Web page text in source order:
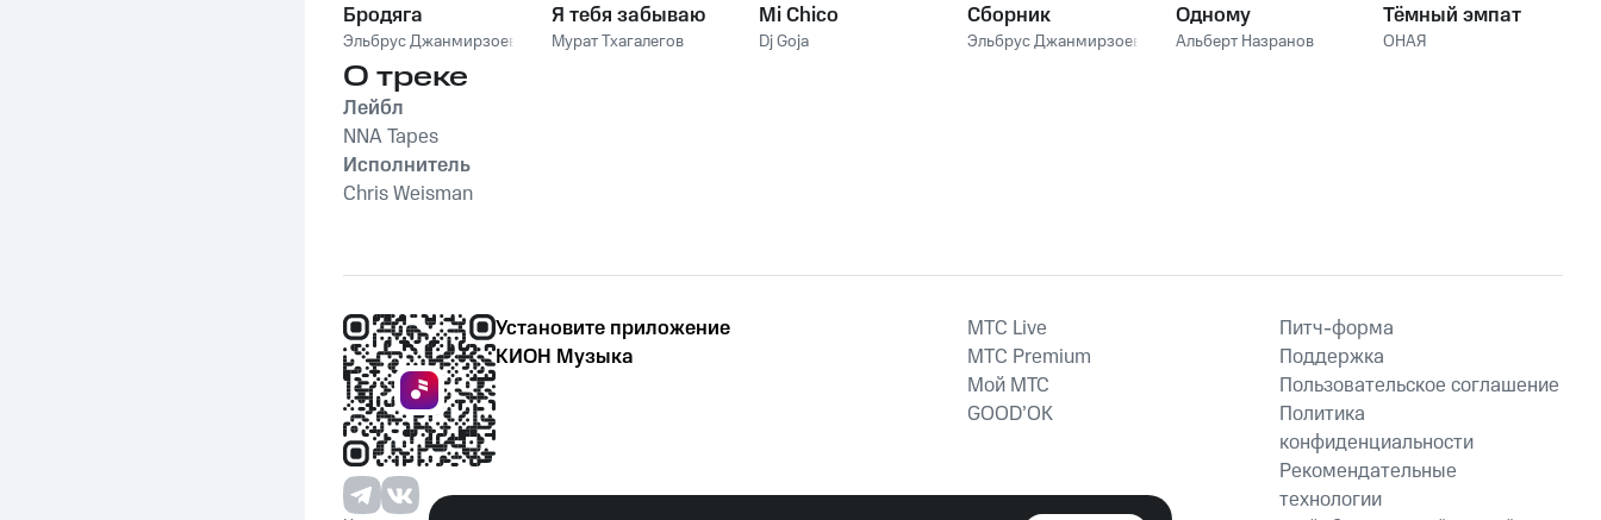
Бродяга
Эльбрус Джанмирзоев
Я тебя забываю
Мурат Тхагалегов
Mi Chico
Dj Goja
Сборник
Эльбрус Джанмирзоев
Одному
Альберт Назранов
Тёмный эмпат
ОНАЯ
О треке
Лейбл
NNA Tapes
Исполнитель
Chris Weisman
Установите приложение
КИОН Музыка
MTС Live
MTС Premium
Мой МТС
GOOD’OK
Питч-форма
Поддержка
Пользовательское соглашение
Политика
конфиденциальности
Рекомендательные
технологии